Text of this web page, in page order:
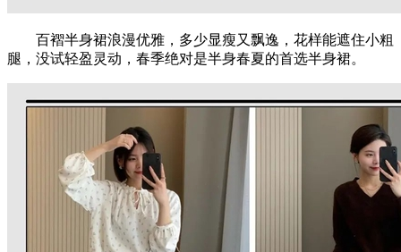
百褶半身裙浪漫优雅，多少显瘦又飘逸，花样能遮住小粗
腿，没试轻盈灵动，春季绝对是半身春夏的首选半身裙。